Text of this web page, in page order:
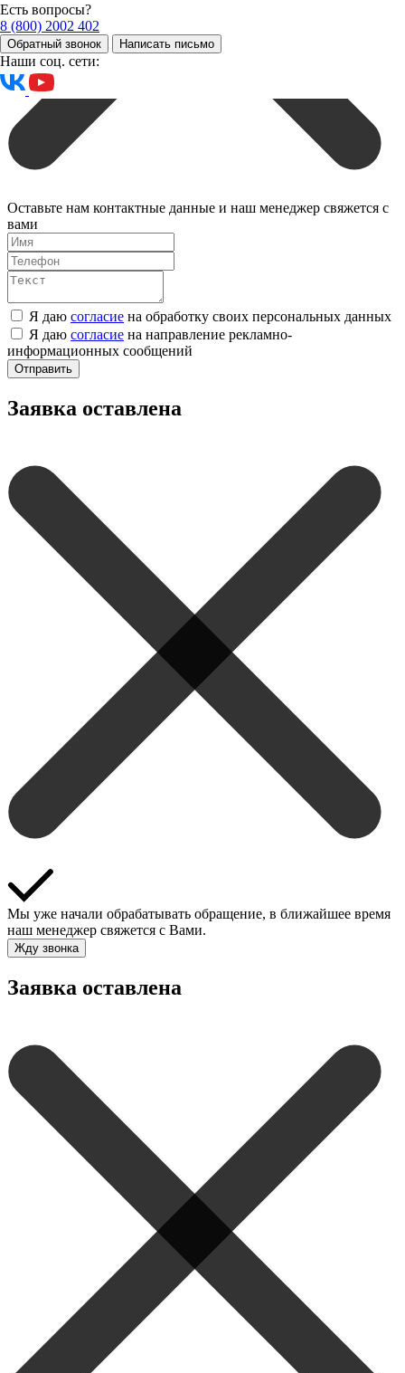
Есть вопросы?
8 (800) 2002 402
Обратный звонок Написать письмо
Наши соц. сети:
Оставьте нам контактные данные и наш менеджер свяжется с
вами
Я даю согласие на обработку своих персональных данных
Я даю согласие на направление рекламно-
информационных сообщений
Отправить
Заявка оставлена
Мы уже начали обрабатывать обращение, в ближайшее время
наш менеджер свяжется с Вами.
Жду звонка
Заявка оставлена